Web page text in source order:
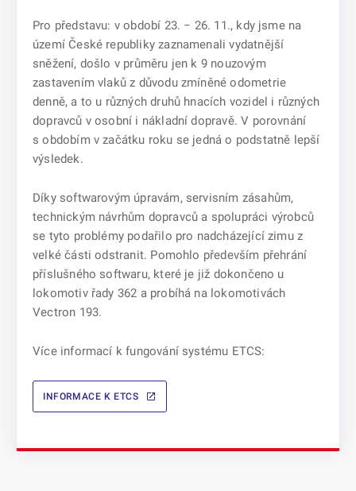
Pro představu: v období 23. − 26. 11., kdy jsme na
území České republiky zaznamenali vydatnější
sněžení, došlo v průměru jen k 9 nouzovým
zastavením vlaků z důvodu zmíněné odometrie
denně, a to u různých druhů hnacích vozidel i různých
dopravců v osobní i nákladní dopravě. V porovnání
s obdobím v začátku roku se jedná o podstatně lepší
výsledek.
Díky softwarovým úpravám, servisním zásahům,
technickým návrhům dopravců a spolupráci výrobců
se tyto problémy podařilo pro nadcházející zimu z
velké části odstranit. Pomohlo především přehrání
příslušného softwaru, které je již dokončeno u
lokomotiv řady 362 a probíhá na lokomotivách
Vectron 193.
Více informací k fungování systému ETCS:
INFORMACE K ETCS